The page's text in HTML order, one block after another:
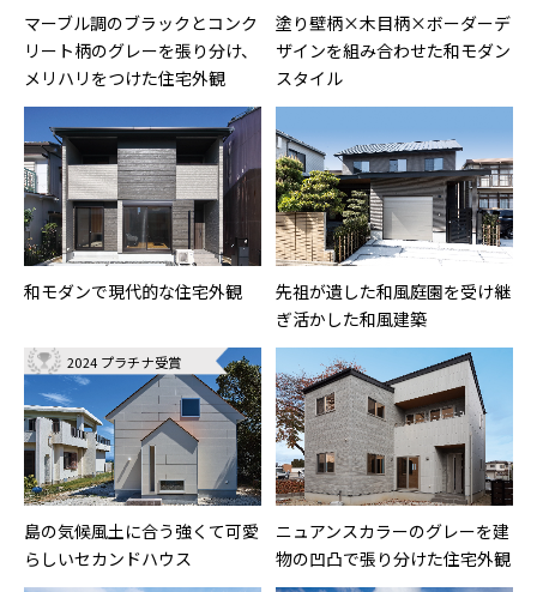
マーブル調のブラックとコンク
リート柄のグレーを張り分け、
メリハリをつけた住宅外観
塗り壁柄×木目柄×ボーダーデ
ザインを組み合わせた和モダン
スタイル
和モダンで現代的な住宅外観
先祖が遺した和風庭園を受け継
ぎ活かした和風建築
2024 プラチナ受賞
島の気候風土に合う強くて可愛
らしいセカンドハウス
ニュアンスカラーのグレーを建
物の凹凸で張り分けた住宅外観